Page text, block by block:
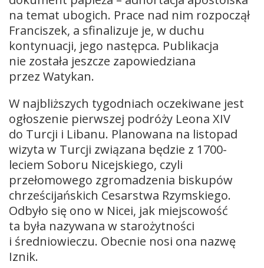
na temat ubogich. Prace nad nim rozpoczął
Franciszek, a sfinalizuje je, w duchu
kontynuacji, jego następca. Publikacja
nie została jeszcze zapowiedziana
przez Watykan.
W najbliższych tygodniach oczekiwane jest
ogłoszenie pierwszej podróży Leona XIV
do Turcji i Libanu. Planowana na listopad
wizyta w Turcji związana będzie z 1700-
leciem Soboru Nicejskiego, czyli
przełomowego zgromadzenia biskupów
chrześcijańskich Cesarstwa Rzymskiego.
Odbyło się ono w Nicei, jak miejscowość
ta była nazywana w starożytności
i średniowieczu. Obecnie nosi ona nazwę
Iznik.